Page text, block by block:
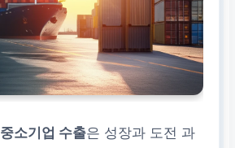
중소기업 수출은 성장과 도전 과